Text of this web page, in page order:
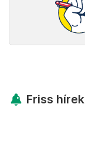
Friss hírek